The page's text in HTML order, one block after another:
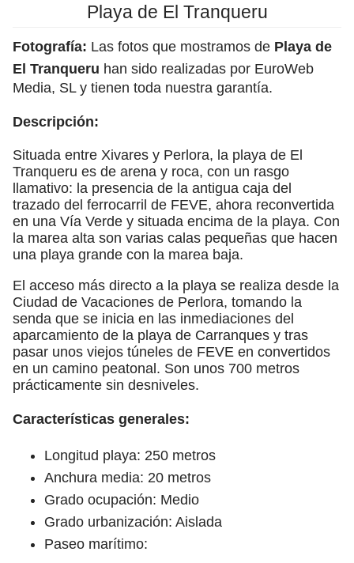
Playa de El Tranqueru
Fotografía: Las fotos que mostramos de Playa de
El Tranqueru han sido realizadas por EuroWeb
Media, SL y tienen toda nuestra garantía.
Descripción:
Situada entre Xivares y Perlora, la playa de El
Tranqueru es de arena y roca, con un rasgo
llamativo: la presencia de la antigua caja del
trazado del ferrocarril de FEVE, ahora reconvertida
en una Vía Verde y situada encima de la playa. Con
la marea alta son varias calas pequeñas que hacen
una playa grande con la marea baja.
El acceso más directo a la playa se realiza desde la
Ciudad de Vacaciones de Perlora, tomando la
senda que se inicia en las inmediaciones del
aparcamiento de la playa de Carranques y tras
pasar unos viejos túneles de FEVE en convertidos
en un camino peatonal. Son unos 700 metros
prácticamente sin desniveles.
Características generales:
Longitud playa: 250 metros
Anchura media: 20 metros
Grado ocupación: Medio
Grado urbanización: Aislada
Paseo marítimo: